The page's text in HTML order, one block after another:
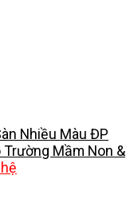
Nhiều Màu ĐP
Trường Mầm Non &